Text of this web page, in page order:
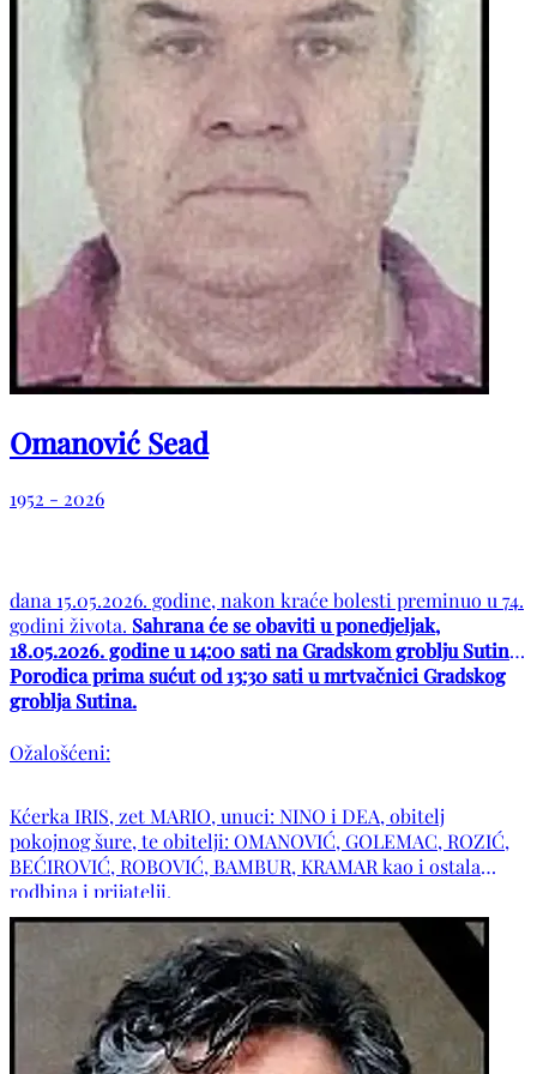
Omanović Sead
1952 - 2026
dana 15.05.2026. godine, nakon kraće bolesti preminuo u 74.
godini života. Sahrana će se obaviti u ponedjeljak,
18.05.2026. godine u 14:00 sati na Gradskom groblju Sutina.
Porodica prima sućut od 13:30 sati u mrtvačnici Gradskog
groblja Sutina.
Ožalošćeni:
Kćerka IRIS, zet MARIO, unuci: NINO i DEA, obitelj
pokojnog šure, te obitelji: OMANOVIĆ, GOLEMAC, ROZIĆ,
BEĆIROVIĆ, ROBOVIĆ, BAMBUR, KRAMAR kao i ostala
rodbina i prijatelji.